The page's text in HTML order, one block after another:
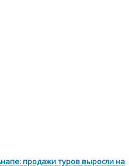
продажи туров выросли на